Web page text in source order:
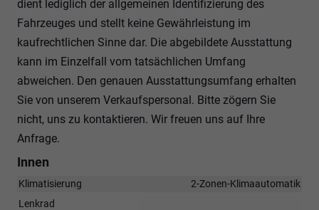
dient lediglich der allgemeinen Identifizierung des
Fahrzeuges und stellt keine Gewährleistung im
kaufrechtlichen Sinne dar. Die abgebildete Ausstattung
kann im Einzelfall vom tatsächlichen Umfang
abweichen. Den genauen Ausstattungsumfang erhalten
Sie von unserem Verkaufspersonal. Bitte zögern Sie
nicht, uns zu kontaktieren. Wir freuen uns auf Ihre
Anfrage.
Innen
Klimatisierung
2-Zonen-Klimaautomatik
Lenkrad